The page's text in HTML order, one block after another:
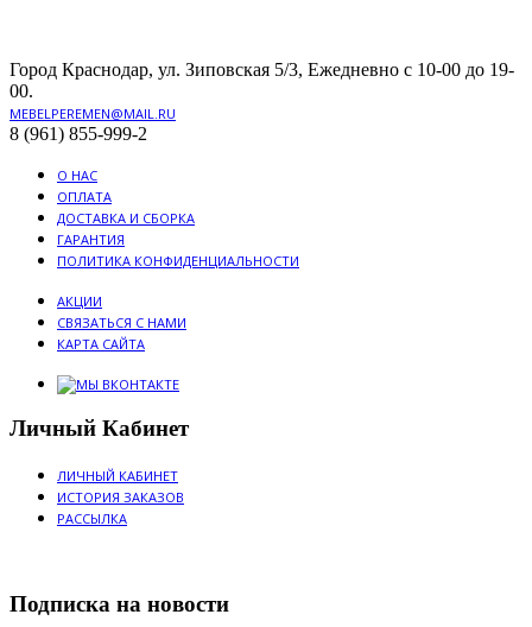
Город Краснодар, ул. Зиповская 5/3, Ежедневно с 10-00 до 19-
00.
MEBELPEREMEN@MAIL.RU
8 (961) 855-999-2
О НАС
ОПЛАТА
ДОСТАВКА И СБОРКА
ГАРАНТИЯ
ПОЛИТИКА КОНФИДЕНЦИАЛЬНОСТИ
АКЦИИ
СВЯЗАТЬСЯ С НАМИ
КАРТА САЙТА
Личный Кабинет
ЛИЧНЫЙ КАБИНЕТ
ИСТОРИЯ ЗАКАЗОВ
РАССЫЛКА
Подписка на новости